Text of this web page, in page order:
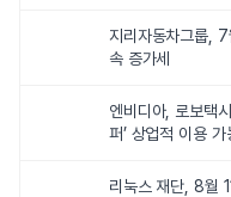
지리자동차그룹,
속 증가세
엔비디아, 로보택
퍼’ 상업적 이용 가
리눅스 재단, 8월